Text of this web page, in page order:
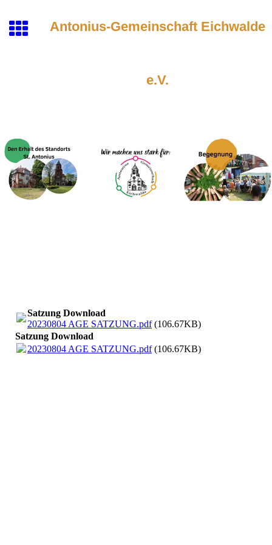
Antonius-Gemeinschaft Eichwalde
e.V.
Satzung Download
20230804 AGE SATZUNG.pdf(106.67KB)
Satzung Download
20230804 AGE SATZUNG.pdf(106.67KB)